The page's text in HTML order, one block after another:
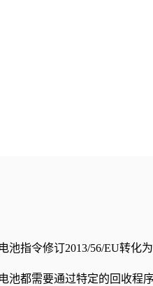
池指令修订2013/56/EU转化
都需要通过特定的回收程